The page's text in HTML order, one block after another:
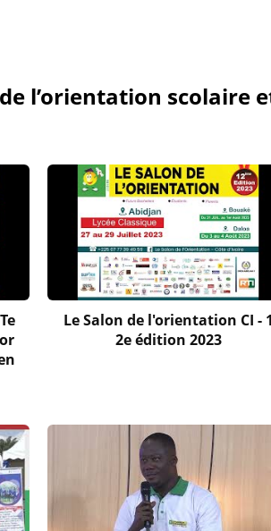
l’orientation scolaire
Le Salon de l'orientation CI - 1
2e édition 2023